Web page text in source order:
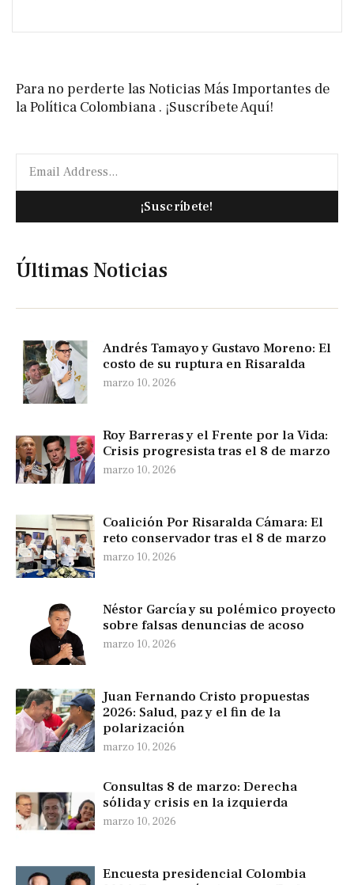
Para no perderte las Noticias Más Importantes de
la Política Colombiana . ¡Suscríbete Aquí!
¡Suscríbete!
Últimas Noticias
Andrés Tamayo y Gustavo Moreno: El
costo de su ruptura en Risaralda
marzo 10, 2026
Roy Barreras y el Frente por la Vida:
Crisis progresista tras el 8 de marzo
marzo 10, 2026
Coalición Por Risaralda Cámara: El
reto conservador tras el 8 de marzo
marzo 10, 2026
Néstor García y su polémico proyecto
sobre falsas denuncias de acoso
marzo 10, 2026
Juan Fernando Cristo propuestas
2026: Salud, paz y el fin de la
polarización
marzo 10, 2026
Consultas 8 de marzo: Derecha
sólida y crisis en la izquierda
marzo 10, 2026
Encuesta presidencial Colombia